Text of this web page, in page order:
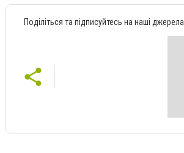
Поділіться та підписуйтесь на наші джерела